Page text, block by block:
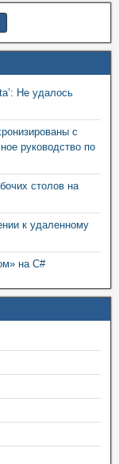
Не удалось
с
руководство по
столов на
к удаленному
на C#